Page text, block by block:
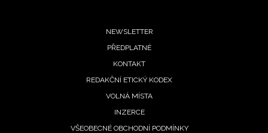
NEWSLETTER
PŘEDPLATNÉ
KONTAKT
REDAKČNÍ ETICKÝ KODEX
VOLNÁ MÍSTA
INZERCE
VŠEOBECNÉ OBCHODNÍ PODMÍNKY